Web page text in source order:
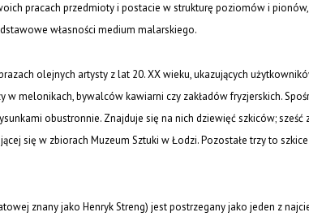
pracach przedmioty i postacie w strukturę poziomów i
własności medium malarskiego.
olejnych artysty z lat 20. XX wieku, ukazujących
w melonikach, bywalców kawiarni czy zakładów fryzjerskich.
obustronnie. Znajduje się na nich dziewięć szkiców; sześć
się w zbiorach Muzeum Sztuki w Łodzi. Pozostałe trzy to
znany jako Henryk Streng) jest postrzegany jako jeden z